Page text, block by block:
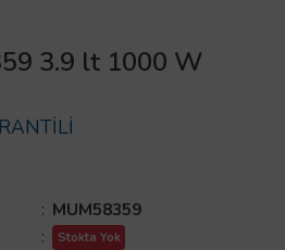
3.9 lt 1000 W
: MUM58359
: Stokta Yok